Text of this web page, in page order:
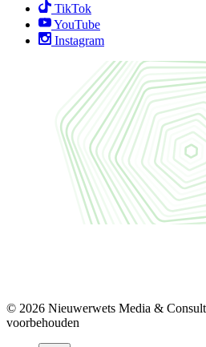
TikTok
YouTube
Instagram
© 2026 Nieuwerwets Media &
voorbehouden